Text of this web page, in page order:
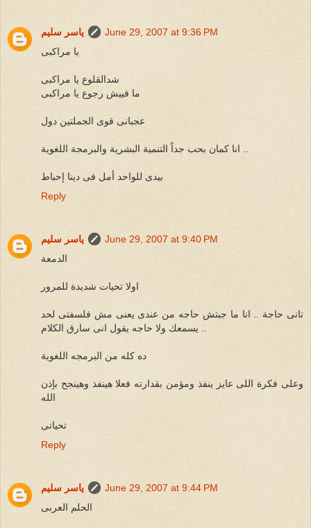
ياسر سليم
June 29, 2007 at 9:36 PM
يا مراكبى
شدالقلوع يا مراكبى
ما فييش رجوع يا مراكبى
عجبانى قوى الجملتين دول
بيدى للواحد أمل فى دينا إحباط
Reply
ياسر سليم
June 29, 2007 at 9:40 PM
الدمعة
اولا تحيات شديدة للمرور
تانى حاجة .. انا ما جبتش حاجه من عندى يعنى مش فلسفتى لحد
ده كله من البرمجه اللغوية
وعلى فكرة اللى عايز ينفذ ومؤمن بقدارته فعلا هينفذ وهينجح بإذن
الله
تحياتى
Reply
ياسر سليم
June 29, 2007 at 9:44 PM
الحلم العربى